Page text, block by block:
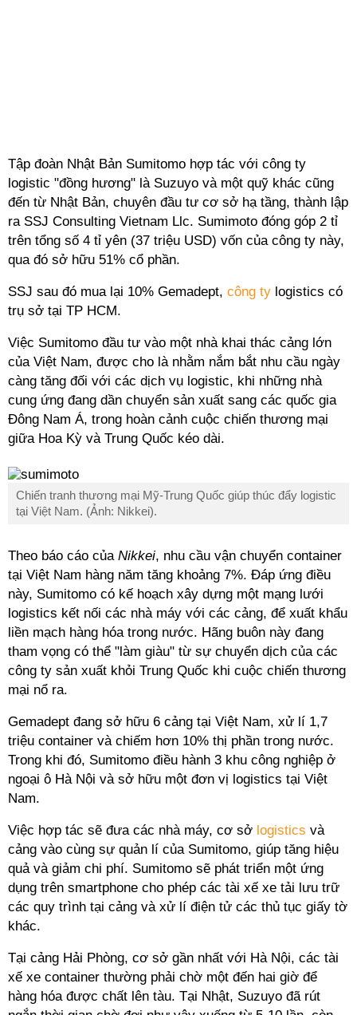
Tập đoàn Nhật Bản Sumitomo hợp tác với công ty
logistic "đồng hương" là Suzuyo và một quỹ khác cũng
đến từ Nhật Bản, chuyên đầu tư cơ sở hạ tầng, thành lập
ra SSJ Consulting Vietnam Llc. Sumimoto đóng góp 2 tỉ
trên tổng số 4 tỉ yên (37 triệu USD) vốn của công ty này,
qua đó sở hữu 51% cổ phần.
SSJ sau đó mua lại 10% Gemadept, công ty logistics có
trụ sở tại TP HCM.
Việc Sumitomo đầu tư vào một nhà khai thác cảng lớn
của Việt Nam, được cho là nhằm nắm bắt nhu cầu ngày
càng tăng đối với các dịch vụ logistic, khi những nhà
cung ứng đang dần chuyển sản xuất sang các quốc gia
Đông Nam Á, trong hoàn cảnh cuộc chiến thương mại
giữa Hoa Kỳ và Trung Quốc kéo dài.
Chiến tranh thương mại Mỹ-Trung Quốc giúp thúc đẩy logistic
tại Việt Nam. (Ảnh: Nikkei).
Theo báo cáo của Nikkei, nhu cầu vận chuyển container
tại Việt Nam hàng năm tăng khoảng 7%. Đáp ứng điều
này, Sumitomo có kế hoạch xây dựng một mạng lưới
logistics kết nối các nhà máy với các cảng, để xuất khẩu
liền mạch hàng hóa trong nước. Hãng buôn này đang
tham vọng có thể "làm giàu" từ sự chuyển dịch của các
công ty sản xuất khỏi Trung Quốc khi cuộc chiến thương
mại nổ ra.
Gemadept đang sở hữu 6 cảng tại Việt Nam, xử lí 1,7
triệu container và chiếm hơn 10% thị phần trong nước.
Trong khi đó, Sumitomo điều hành 3 khu công nghiệp ở
ngoại ô Hà Nội và sở hữu một đơn vị logistics tại Việt
Nam.
Việc hợp tác sẽ đưa các nhà máy, cơ sở logistics và
cảng vào cùng sự quản lí của Sumitomo, giúp tăng hiệu
quả và giảm chi phí. Sumitomo sẽ phát triển một ứng
dụng trên smartphone cho phép các tài xế xe tải lưu trữ
các quy trình tại cảng và xử lí điện tử các thủ tục giấy tờ
khác.
Tại cảng Hải Phòng, cơ sở gần nhất với Hà Nội, các tài
xế xe container thường phải chờ một đến hai giờ để
hàng hóa được chất lên tàu. Tại Nhật, Suzuyo đã rút